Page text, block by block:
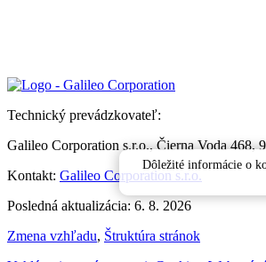
Technický prevádzkovateľ:
Galileo Corporation s.r.o., Čierna Voda 468,
Kontakt: Galileo Corporation s.r.o.
Posledná aktualizácia: 6. 8. 2026
Zmena vzhľadu, Štruktúra stránok
Dôležité informácie o